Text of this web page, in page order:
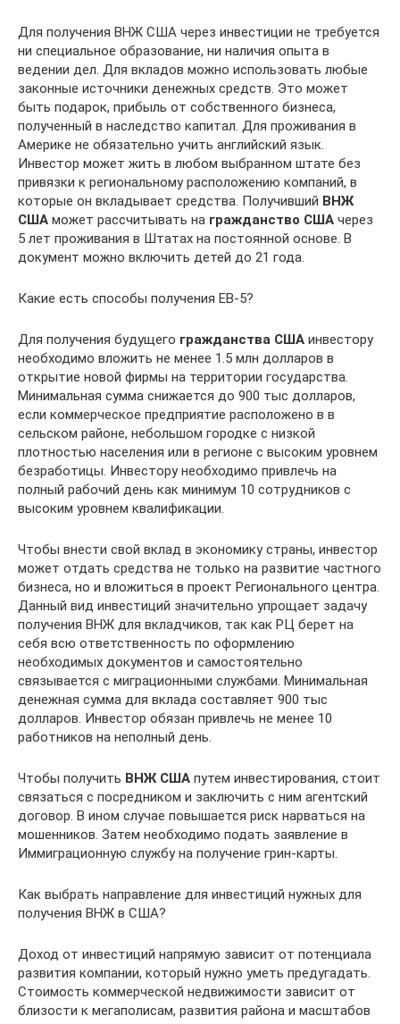
Для получения ВНЖ США через инвестиции не требуется
ни специальное образование, ни наличия опыта в
ведении дел. Для вкладов можно использовать любые
законные источники денежных средств. Это может
быть подарок, прибыль от собственного бизнеса,
полученный в наследство капитал. Для проживания в
Америке не обязательно учить английский язык.
Инвестор может жить в любом выбранном штате без
привязки к региональному расположению компаний, в
которые он вкладывает средства. Получивший ВНЖ
США может рассчитывать на гражданство США через
5 лет проживания в Штатах на постоянной основе. В
документ можно включить детей до 21 года.
Какие есть способы получения ЕВ-5?
Для получения будущего гражданства США инвестору
необходимо вложить не менее 1.5 млн долларов в
открытие новой фирмы на территории государства.
Минимальная сумма снижается до 900 тыс долларов,
если коммерческое предприятие расположено в в
сельском районе, небольшом городке с низкой
плотностью населения или в регионе с высоким уровнем
безработицы. Инвестору необходимо привлечь на
полный рабочий день как минимум 10 сотрудников с
высоким уровнем квалификации.
Чтобы внести свой вклад в экономику страны, инвестор
может отдать средства не только на развитие частного
бизнеса, но и вложиться в проект Регионального центра.
Данный вид инвестиций значительно упрощает задачу
получения ВНЖ для вкладчиков, так как РЦ берет на
себя всю ответственность по оформлению
необходимых документов и самостоятельно
связывается с миграционными службами. Минимальная
денежная сумма для вклада составляет 900 тыс
долларов. Инвестор обязан привлечь не менее 10
работников на неполный день.
Чтобы получить ВНЖ США путем инвестирования, стоит
связаться с посредником и заключить с ним агентский
договор. В ином случае повышается риск нарваться на
мошенников. Затем необходимо подать заявление в
Иммиграционную службу на получение грин-карты.
Как выбрать направление для инвестиций нужных для
получения ВНЖ в США?
Доход от инвестиций напрямую зависит от потенциала
развития компании, который нужно уметь предугадать.
Стоимость коммерческой недвижимости зависит от
близости к мегаполисам, развития района и масштабов